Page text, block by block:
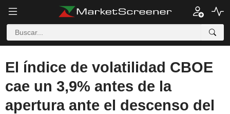
El índice de volatilidad CBOE
cae un 3,9% antes de la
apertura ante el descenso del